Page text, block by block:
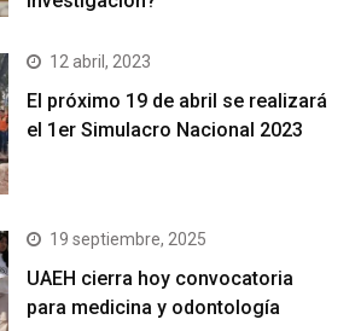
12 abril, 2023
El próximo 19 de abril se realizará
el 1er Simulacro Nacional 2023
19 septiembre, 2025
UAEH cierra hoy convocatoria
para medicina y odontología